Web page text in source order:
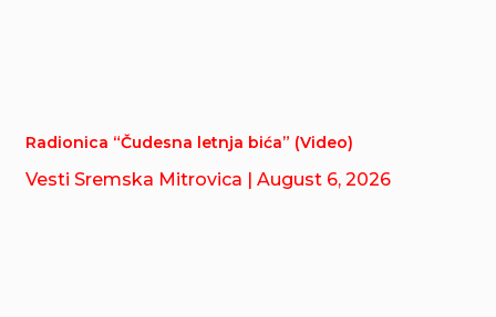
Radionica “Čudesna letnja bića” (Video)
Vesti Sremska Mitrovica | August 6, 2026